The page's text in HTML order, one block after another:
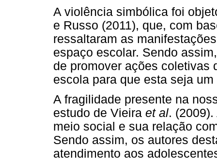
A violência simbólica foi
e Russo (2011), que, com
ressaltaram as
espaço escolar. Sendo
de promover ações coletivas
escola para que esta seja
A fragilidade presente na
estudo de Vieira et al.
meio social e sua relação
Sendo assim, os autores
atendimento aos